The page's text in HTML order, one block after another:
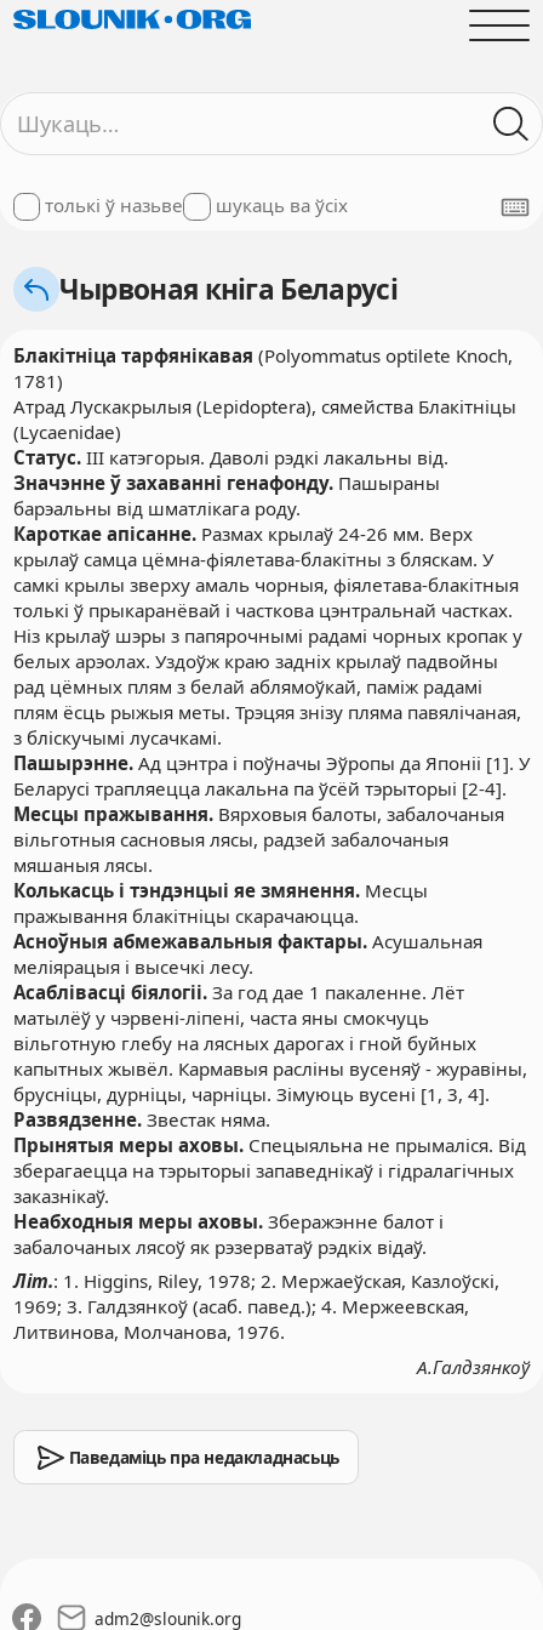
толькі ў назьве шукаць ва ўсіх
Чырвоная кніга Беларусі
Блакітніца тарфянікавая (Polyommatus optilete Knoch,
1781)
Атрад Лускакрылыя (Lepidoptera), сямейства Блакітніцы
(Lycaenidae)
Статус.III катэгорыя. Даволі рэдкі лакальны від.
Значэнне ў захаванні генафонду.Пашыраны
барэальны від шматлікага роду.
Кароткае апісанне.Размах крылаў 24-26 мм. Верх
крылаў самца цёмна-фіялетава-блакітны з бляскам. У
самкі крылы зверху амаль чорныя, фіялетава-блакітныя
толькі ў прыкаранёвай і часткова цэнтральнай частках.
Ніз крылаў шэры з папярочнымі радамі чорных кропак у
белых арэолах. Уздоўж краю задніх крылаў падвойны
рад цёмных плям з белай аблямоўкай, паміж радамі
плям ёсць рыжыя меты. Трэцяя знізу пляма павялічаная,
з бліскучымі лусачкамі.
Пашырэнне.Ад цэнтра і поўначы Эўропы да Японіі [1]. У
Беларусі трапляецца лакальна па ўсёй тэрыторыі [2-4].
Месцы пражывання.Вярховыя балоты, забалочаныя
вільготныя сасновыя лясы, радзей забалочаныя
мяшаныя лясы.
Колькасць і тэндэнцыі яе змянення.Месцы
пражывання блакітніцы скарачаюцца.
Асноўныя абмежавальныя фактары.Асушальная
меліярацыя і высечкі лесу.
Асаблівасці біялогіі.За год дае 1 пакаленне. Лёт
матылёў у чэрвені-ліпені, часта яны смокчуць
вільготную глебу на лясных дарогах і гной буйных
капытных жывёл. Кармавыя расліны вусеняў - журавіны,
брусніцы, дурніцы, чарніцы. Зімуюць вусені [1, 3, 4].
Развядзенне.Звестак няма.
Прынятыя меры аховы.Спецыяльна не прымаліся. Від
зберагаецца на тэрыторыі запаведнікаў і гідралагічных
заказнікаў.
Неабходныя меры аховы.Зберажэнне балот і
забалочаных лясоў як рэзерватаў рэдкіх відаў.
Літ.: 1. Higgins, Riley, 1978; 2. Мержаеўская, Казлоўскі,
1969; 3. Галдзянкоў (асаб. павед.); 4. Мержеевская,
Литвинова, Молчанова, 1976.
А.Галдзянкоў
Паведаміць пра недакладнасьць
adm2@slounik.org